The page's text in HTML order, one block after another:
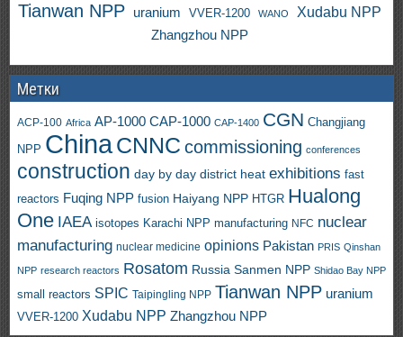
Tianwan NPP uranium VVER-1200 WANO
Xudabu NPP
Zhangzhou NPP
Метки
ACP-100 Africa AP-1000 CAP-1000 CAP-1400 CGN Changjiang
NPP ChinaCNNC commissioning conferences
construction day by day district heat exhibitions fast
reactors Fuqing NPP fusion Haiyang NPP HTGR Hualong
One IAEA isotopes Karachi NPP manufacturing NFC nuclear
manufacturing nuclear medicine opinions Pakistan PRIS Qinshan
NPP research reactors Rosatom Russia Sanmen NPP Shidao Bay NPP
small reactors SPIC Taipingling NPP Tianwan NPP uranium
VVER-1200 Xudabu NPP Zhangzhou NPP